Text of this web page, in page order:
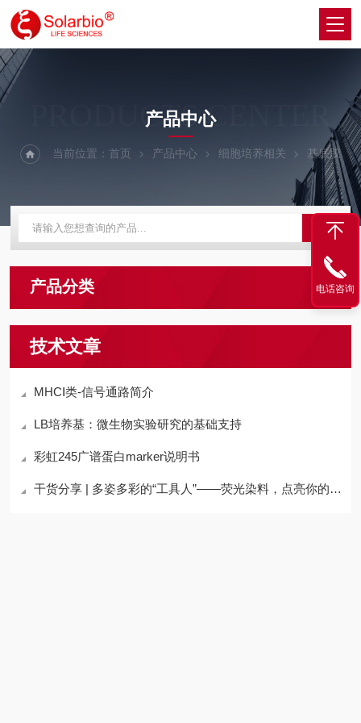
PRODUCTS CENTER
产品中心
当前位置： 首页 产品中心 细胞培养相关 基底胶
产品分类
技术文章
MHCⅠ类-信号通路简介
LB培养基：微生物实验研究的基础支持
彩虹245广谱蛋白marker说明书
干货分享 | 多姿多彩的“工具人”——荧光染料，点亮你的科研之路
电话咨询